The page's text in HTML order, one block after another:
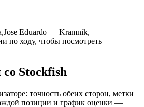
Eduardo — Kramnik,
по ходу, чтобы посмотреть
Stockfish
точность обеих сторон, метки
позиции и график оценки —